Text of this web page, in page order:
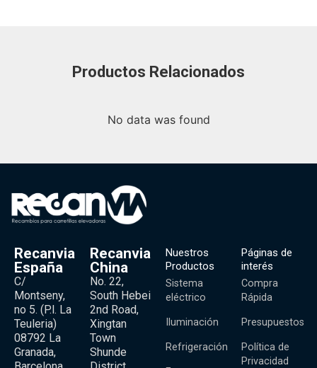
Productos Relacionados
No data was found
Recanvia
España
C/
Montseny,
no 5. (P.l. La
Teuleria)
08792 La
Granada,
Recanvia
China
No. 22,
South Hebei
2nd Road,
Xingtan
Town
Shunde
Nuestros
Productos
Sistema
eléctrico
Iluminación
Refrigeración
Páginas de
interés
Compra
Rápida
Presupuestos
Política de
Privacidad